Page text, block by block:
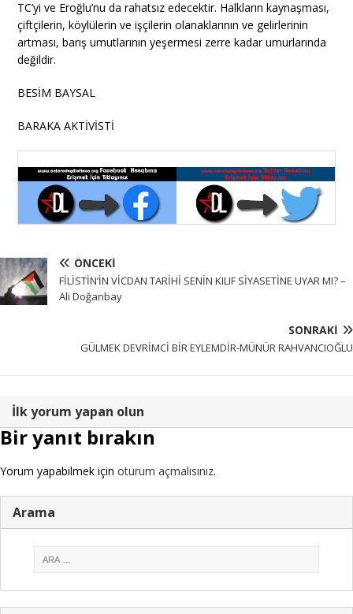
TC’yi ve Eroğlu’nu da rahatsız edecektir. Halkların kaynaşması,
çiftçilerin, köylülerin ve işçilerin olanaklarının ve gelirlerinin
artması, barış umutlarının yeşermesi zerre kadar umurlarında
değildir.
BESİM BAYSAL
BARAKA AKTİVİSTİ
ÖNCEKI
FİLİSTİN’İN VİCDAN TARİHİ SENİN KILIF SİYASETİNE UYAR MI? –
Ali Doğanbay
SONRAKI
GÜLMEK DEVRİMCİ BİR EYLEMDİR-MÜNÜR RAHVANCIOĞLU
İlk yorum yapan olun
Bir yanıt bırakın
Yorum yapabilmek için oturum açmalısınız.
Arama